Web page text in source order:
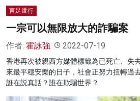
言足遷行
一宗可以無限放大的詐騙案
作者: 霍詠強 2022-07-19
香港再次被親西方媒體標籤為已死亡、失
來最平穩安樂的日子，社會正努力扭轉過
誰在説真話？誰在欺騙世界？